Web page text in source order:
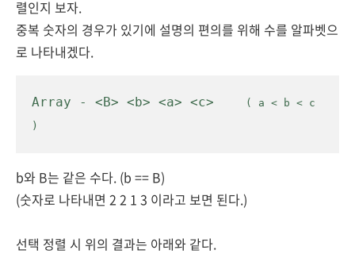
렬인지 보자.
중복 숫자의 경우가 있기에 설명의 편의를 위해 수를 알파벳으
로 나타내겠다.
Array - <B> <b> <a> <c> (
a < b < c
)
b와 B는 같은 수다. (b == B)
(숫자로 나타내면 2 2 1 3 이라고 보면 된다.)
선택 정렬 시 위의 결과는 아래와 같다.